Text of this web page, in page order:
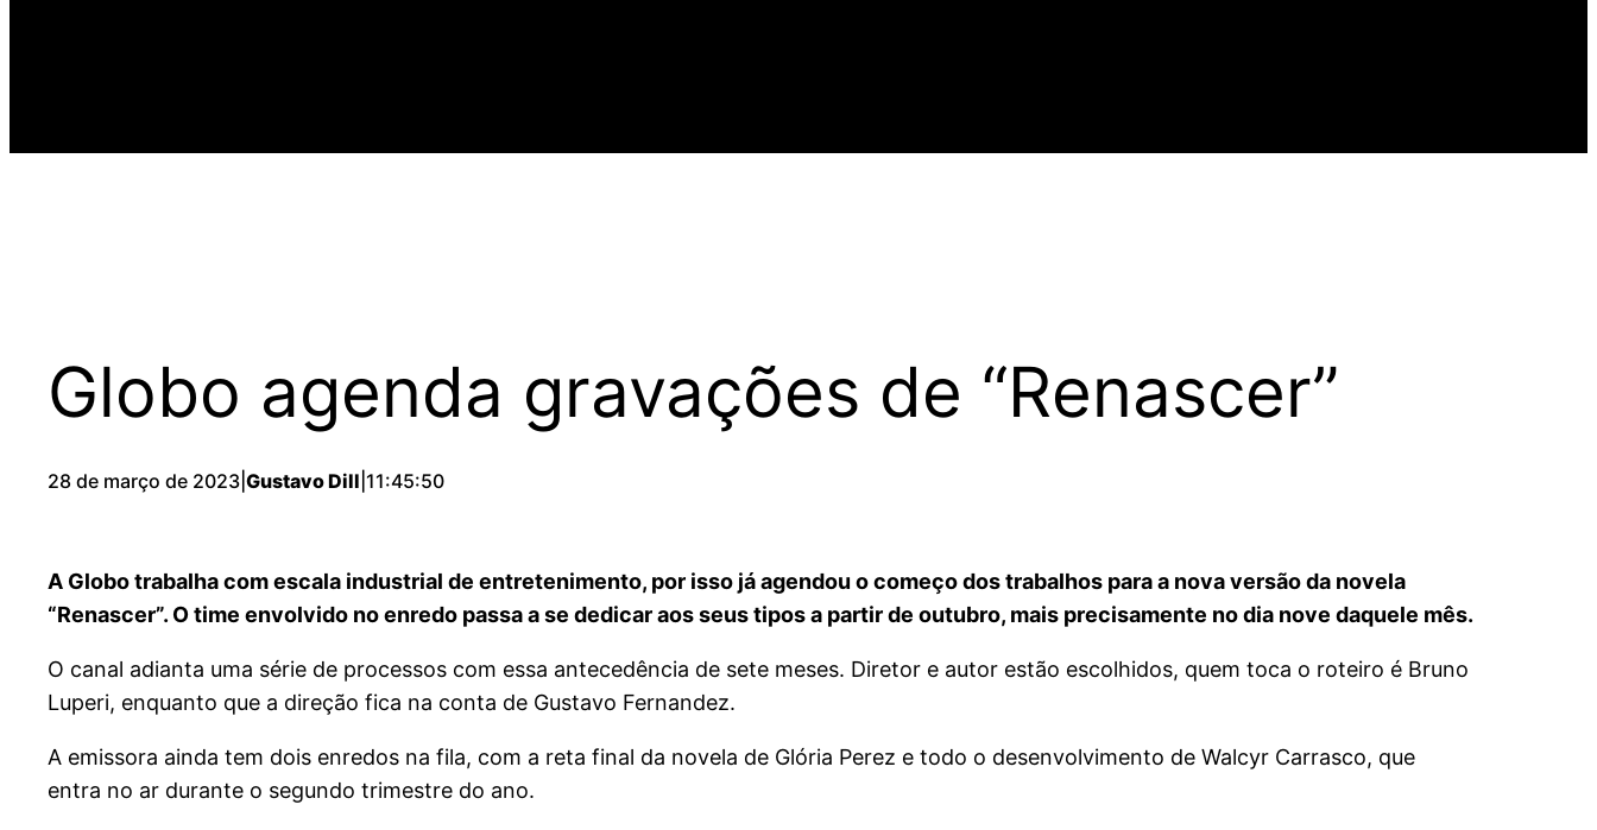
Globo agenda gravações de “Renascer”
28 de março de 2023 Gustavo Dill 11:45:50
A Globo trabalha com escala industrial de entretenimento, por isso já agendou o começo dos trabalhos para a nova versão da novela
“Renascer”. O time envolvido no enredo passa a se dedicar aos seus tipos a partir de outubro, mais precisamente no dia nove daquele mês.
O canal adianta uma série de processos com essa antecedência de sete meses. Diretor e autor estão escolhidos, quem toca o roteiro é Bruno
Luperi, enquanto que a direção fica na conta de Gustavo Fernandez.
A emissora ainda tem dois enredos na fila, com a reta final da novela de Glória Perez e todo o desenvolvimento de Walcyr Carrasco, que
entra no ar durante o segundo trimestre do ano.